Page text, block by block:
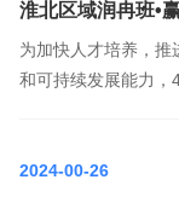
淮北区域润冉班•
为加快人才培养，推
和可持续发展能力，
2024-00-26